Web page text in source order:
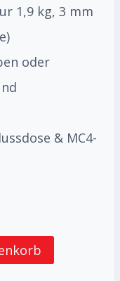
1,9 kg, 3 mm
oder
& MC4-